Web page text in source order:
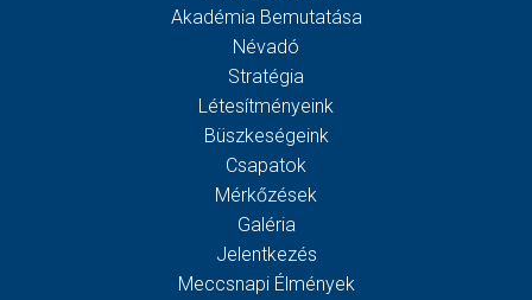
Akadémia Bemutatása
Névadó
Stratégia
Létesítményeink
Büszkeségeink
Csapatok
Mérkőzések
Galéria
Jelentkezés
Meccsnapi Élmények